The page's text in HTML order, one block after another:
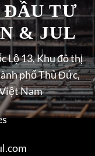
ĐẦU TƯ
& JUL
Lộ 13, Khu đô thị
phố Thủ Đức,
Nam